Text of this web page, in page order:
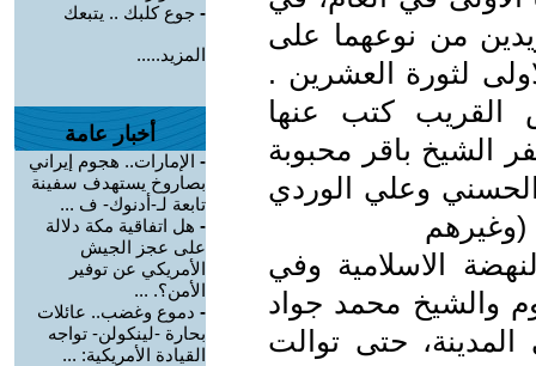
فريدين من نوعهما على
لثورة العشرين .
القريب كتب عنها
الشيخ باقر محبوبة
وعلي الوردي
الاسلامية وفي
والشيخ محمد جواد
حتى توالت
- جوع كلبك .. يتبعك
المزيد.....
أخبار عامة
- الإمارات.. هجوم إيراني
بصاروخ يستهدف سفينة
تابعة لـ-أدنوك- ف ...
- هل اتفاقية مكة دلالة
على عجز الجيش
الأمريكي عن توفير
الأمن؟. ...
- دموع وغضب.. عائلات
بحارة -لينكولن- تواجه
القيادة الأمريكية: ...